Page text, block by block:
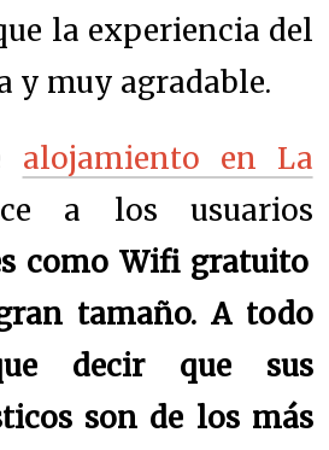
la experiencia del
y muy agradable.
alojamiento en La
a los usuarios
como Wifi gratuito
tamaño. A todo
decir que sus
son de los más